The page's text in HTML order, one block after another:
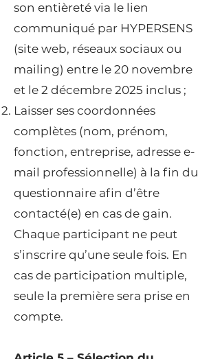
son entièreté via le lien
communiqué par HYPERSENS
(site web, réseaux sociaux ou
mailing) entre le 20 novembre
et le 2 décembre 2025 inclus ;
Laisser ses coordonnées
complètes (nom, prénom,
fonction, entreprise, adresse e-
mail professionnelle) à la fin du
questionnaire afin d’être
contacté(e) en cas de gain.
Chaque participant ne peut
s’inscrire qu’une seule fois. En
cas de participation multiple,
seule la première sera prise en
compte.